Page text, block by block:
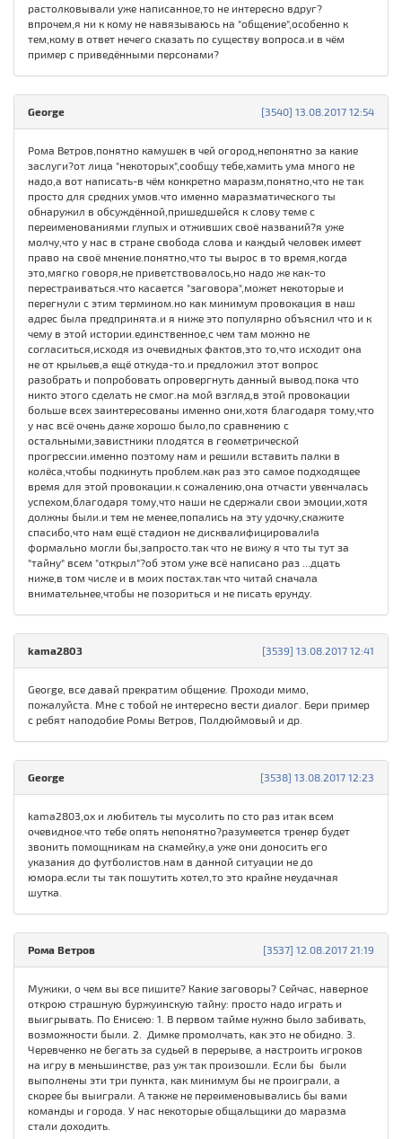
растолковывали уже написанное,то не интересно вдруг?
впрочем,я ни к кому не навязываюсь на "общение",особенно к
тем,кому в ответ нечего сказать по существу вопроса.и в чём
пример с приведёнными персонами?
[3540] 13.08.2017 12:54
George
Рома Ветров,понятно камушек в чей огород,непонятно за какие
заслуги?от лица "некоторых",сообщу тебе,хамить ума много не
надо,а вот написать-в чём конкретно маразм,понятно,что не так
просто для средних умов.что именно маразматического ты
обнаружил в обсуждённой,пришедшейся к слову теме с
переименованиями глупых и отживших своё названий?я уже
молчу,что у нас в стране свобода слова и каждый человек имеет
право на своё мнение.понятно,что ты вырос в то время,когда
это,мягко говоря,не приветствовалось,но надо же как-то
перестраиваться.что касается "заговора",может некоторые и
перегнули с этим термином.но как минимум провокация в наш
адрес была предпринята.и я ниже это популярно объяснил что и к
чему в этой истории.единственное,с чем там можно не
согласиться,исходя из очевидных фактов,это то,что исходит она
не от крыльев,а ещё откуда-то.и предложил этот вопрос
разобрать и попробовать опровергнуть данный вывод.пока что
никто этого сделать не смог.на мой взгляд,в этой провокации
больше всех заинтересованы именно они,хотя благодаря тому,что
у нас всё очень даже хорошо было,по сравнению с
остальными,завистники плодятся в геометрической
прогрессии.именно поэтому нам и решили вставить палки в
колёса,чтобы подкинуть проблем.как раз это самое подходящее
время для этой провокации.к сожалению,она отчасти увенчалась
успехом,благодаря тому,что наши не сдержали свои эмоции,хотя
должны были.и тем не менее,попались на эту удочку,скажите
спасибо,что нам ещё стадион не дисквалифицировали!а
формально могли бы,запросто.так что не вижу я что ты тут за
"тайну" всем "открыл"?об этом уже всё написано раз ...дцать
ниже,в том числе и в моих постах.так что читай сначала
внимательнее,чтобы не позориться и не писать ерунду.
[3539] 13.08.2017 12:41
kama2803
George, все давай прекратим общение. Проходи мимо,
пожалуйста. Мне с тобой не интересно вести диалог. Бери пример
с ребят наподобие Ромы Ветров, Полдюймовый и др.
[3538] 13.08.2017 12:23
George
kama2803,ох и любитель ты мусолить по сто раз итак всем
очевидное.что тебе опять непонятно?разумеется тренер будет
звонить помощникам на скамейку,а уже они доносить его
указания до футболистов.нам в данной ситуации не до
юмора.если ты так пошутить хотел,то это крайне неудачная
шутка.
[3537] 12.08.2017 21:19
Рома Ветров
Мужики, о чем вы все пишите? Какие заговоры? Сейчас, наверное
открою страшную буржуинскую тайну: просто надо играть и
выигрывать. По Енисею: 1. В первом тайме нужно было забивать,
возможности были. 2. Димке промолчать, как это не обидно. 3.
Черевченко не бегать за судьей в перерыве, а настроить игроков
на игру в меньшинстве, раз уж так произошли. Если бы были
выполнены эти три пункта, как минимум бы не проиграли, а
скорее бы выиграли. А также не переименовывались бы вами
команды и города. У нас некоторые общальщики до маразма
стали доходить.